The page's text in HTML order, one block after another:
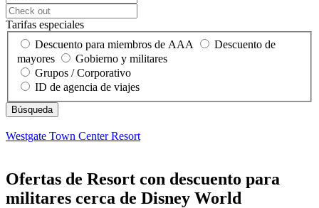
Tarifas especiales
Descuento para miembros de AAA
Descuento de
mayores
Gobierno y militares
Grupos / Corporativo
ID de agencia de viajes
Westgate Town Center Resort
Ofertas de Resort con descuento para
militares cerca de Disney World